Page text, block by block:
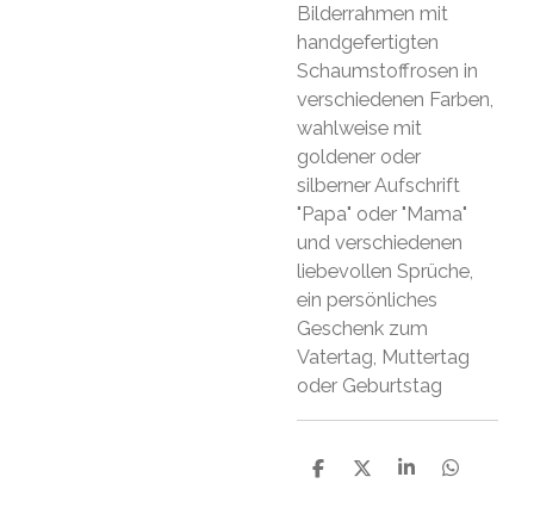
Bilderrahmen mit
handgefertigten
Schaumstoffrosen in
verschiedenen Farben,
wahlweise mit
goldener oder
silberner Aufschrift
"Papa" oder "Mama"
und verschiedenen
liebevollen Sprüche,
ein persönliches
Geschenk zum
Vatertag, Muttertag
oder Geburtstag
S
S
S
S